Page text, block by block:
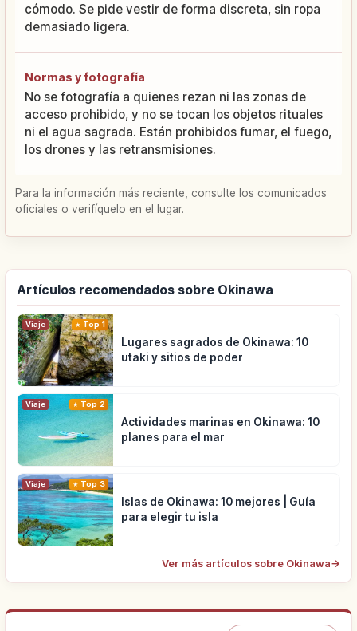
cómodo. Se pide vestir de forma discreta, sin ropa
demasiado ligera.
Normas y fotografía
No se fotografía a quienes rezan ni las zonas de
acceso prohibido, y no se tocan los objetos rituales
ni el agua sagrada. Están prohibidos fumar, el fuego,
los drones y las retransmisiones.
Para la información más reciente, consulte los comunicados
oficiales o verifíquelo en el lugar.
Artículos recomendados sobre Okinawa
Viaje Top 1
Lugares sagrados de Okinawa: 10
utaki y sitios de poder
Viaje Top 2
Actividades marinas en Okinawa: 10
planes para el mar
Viaje Top 3
Islas de Okinawa: 10 mejores | Guía
para elegir tu isla
Ver más artículos sobre Okinawa→